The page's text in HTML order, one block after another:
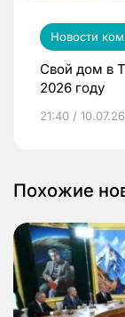
Новости
Свой дом в
2026 году
21:40 / 10.07.26
Похожие